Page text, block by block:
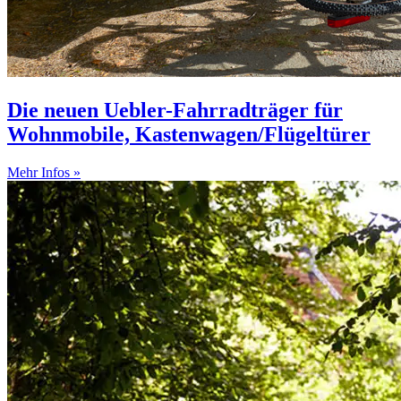
Die neuen Uebler-Fahrradträger für
Wohnmobile, Kastenwagen/Flügeltürer
Mehr Infos »